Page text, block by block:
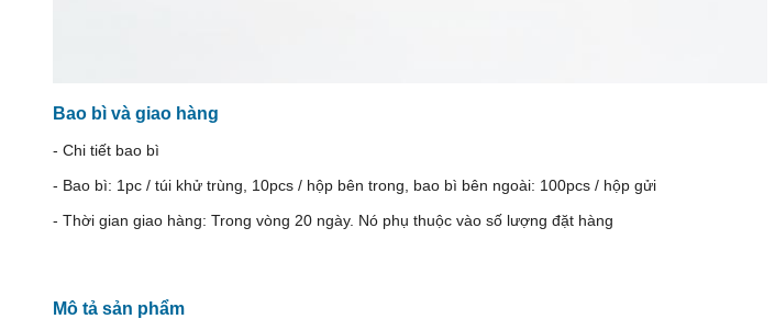
Bao bì và giao hàng
- Chi tiết bao bì
- Bao bì: 1pc / túi khử trùng, 10pcs / hộp bên trong, bao bì bên ngoài: 100pcs / hộp gửi
- Thời gian giao hàng: Trong vòng 20 ngày. Nó phụ thuộc vào số lượng đặt hàng
Mô tả sản phẩm